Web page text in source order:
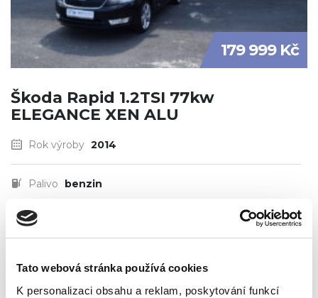
Tato webová stránka používá cookies
K personalizaci obsahu a reklam, poskytování funkcí
179 999 Kč
Škoda Rapid 1.2TSI 77kw
ELEGANCE XEN ALU
Rok výroby 2014
Palivo benzin
Najeto